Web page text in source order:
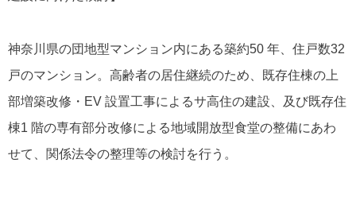
神奈川県の団地型マンション内にある築約50 年、住戸数32
戸のマンション。高齢者の居住継続のため、既存住棟の上
部増築改修・EV 設置工事によるサ高住の建設、及び既存住
棟1 階の専有部分改修による地域開放型食堂の整備にあわ
せて、関係法令の整理等の検討を行う。